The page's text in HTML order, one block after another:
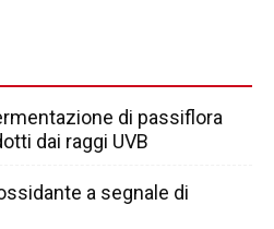
di passiflora
dai raggi UVB
a segnale di